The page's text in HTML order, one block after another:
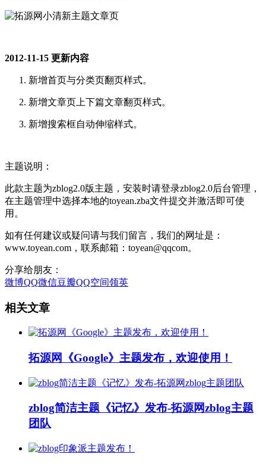
2012-11-15 更新内容
新增首页与分类页翻页样式。
新增文章页上下篇文章翻页样式。
新增搜索框自动伸缩样式。
主题说明：
此款主题为zblog2.0版主题，安装时请登录zblog2.0后台管理，
在主题管理中选择本地的toyean.zba文件提交并激活即可使
用。
如有任何建议或疑问请与我们留言，我们的网址是：
www.toyean.com，联系邮箱：toyean@qqcom。
分享给朋友：
微博QQ微信豆瓣QQ空间领英
相关文章
拓源网《Google》主题发布，欢迎使用！
zblog简洁主题《记忆》发布-拓源网zblog主题
团队